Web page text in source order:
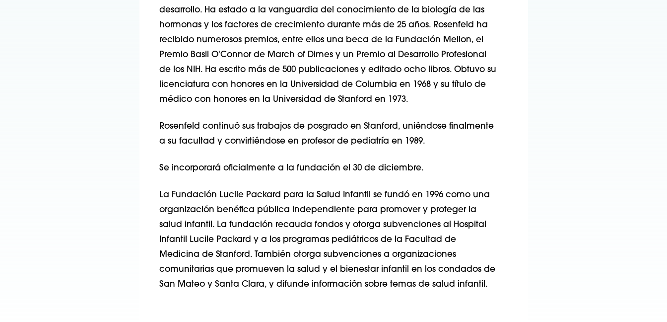
desarrollo. Ha estado a la vanguardia del conocimiento de la biología de las
hormonas y los factores de crecimiento durante más de 25 años. Rosenfeld ha
recibido numerosos premios, entre ellos una beca de la Fundación Mellon, el
Premio Basil O'Connor de March of Dimes y un Premio al Desarrollo Profesional
de los NIH. Ha escrito más de 500 publicaciones y editado ocho libros. Obtuvo su
licenciatura con honores en la Universidad de Columbia en 1968 y su título de
médico con honores en la Universidad de Stanford en 1973.
Rosenfeld continuó sus trabajos de posgrado en Stanford, uniéndose finalmente
a su facultad y convirtiéndose en profesor de pediatría en 1989.
Se incorporará oficialmente a la fundación el 30 de diciembre.
La Fundación Lucile Packard para la Salud Infantil se fundó en 1996 como una
organización benéfica pública independiente para promover y proteger la
salud infantil. La fundación recauda fondos y otorga subvenciones al Hospital
Infantil Lucile Packard y a los programas pediátricos de la Facultad de
Medicina de Stanford. También otorga subvenciones a organizaciones
comunitarias que promueven la salud y el bienestar infantil en los condados de
San Mateo y Santa Clara, y difunde información sobre temas de salud infantil.